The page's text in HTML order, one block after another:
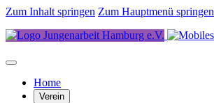
Zum Inhalt springen Zum Hauptmenü springen
Home
Verein